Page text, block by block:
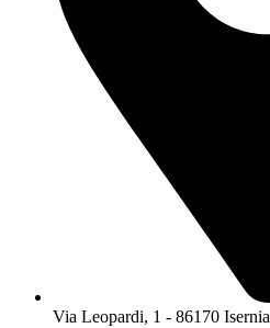
Via Leopardi, 1 - 86170 Isernia